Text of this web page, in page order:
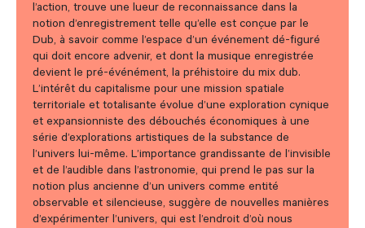
l’action, trouve une lueur de reconnaissance dans la
notion d’enregistrement telle qu’elle est conçue par le
Dub, à savoir comme l’espace d’un événement dé-figuré
qui doit encore advenir, et dont la musique enregistrée
devient le pré-événément, la préhistoire du mix dub.
L’intérêt du capitalisme pour une mission spatiale
territoriale et totalisante évolue d’une exploration cynique
et expansionniste des débouchés économiques à une
série d’explorations artistiques de la substance de
l’univers lui-même. L’importance grandissante de l’invisible
et de l’audible dans l’astronomie, qui prend le pas sur la
notion plus ancienne d’un univers comme entité
observable et silencieuse, suggère de nouvelles manières
d’expérimenter l’univers, qui est l’endroit d’où nous